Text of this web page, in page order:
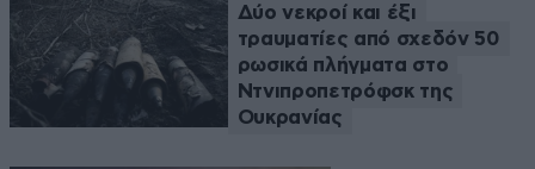
Δύο νεκροί και έξι
τραυματίες από σχεδόν 50
ρωσικά πλήγματα στο
Ντνιπροπετρόφσκ της
Ουκρανίας